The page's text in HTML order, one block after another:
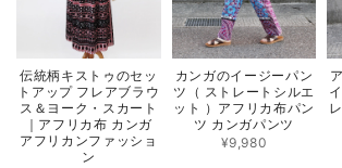
伝統柄キストゥのセッ
トアップ フレアブラウ
ス＆ヨーク・スカート
｜アフリカ布 カンガ
アフリカンファッショ
ン
カンガのイージーパン
ツ（ ストレートシルエ
ット ）アフリカ布パン
ツ カンガパンツ
¥9,980